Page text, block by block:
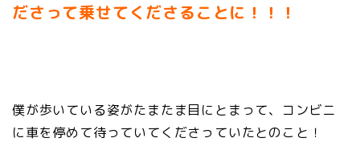
ださって乗せてくださることに！！！
僕が歩いている姿がたまたま目にとまって、コンビニ
に車を停めて待っていてくださっていたとのこと！